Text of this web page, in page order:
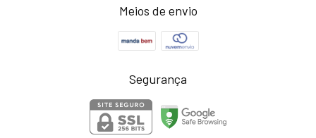
Meios de envio
Segurança